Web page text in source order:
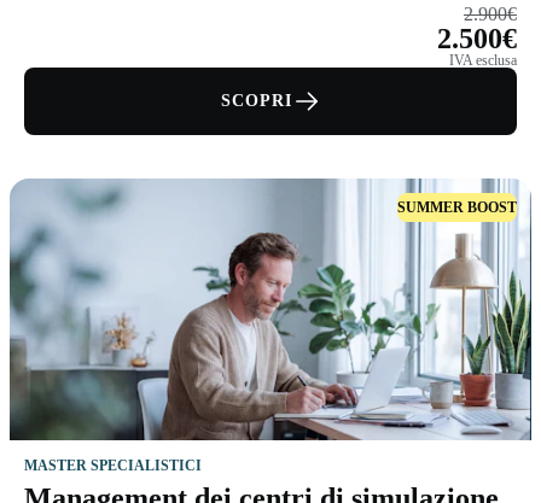
2.900€
2.500€
IVA esclusa
SCOPRI
SUMMER BOOST
MASTER SPECIALISTICI